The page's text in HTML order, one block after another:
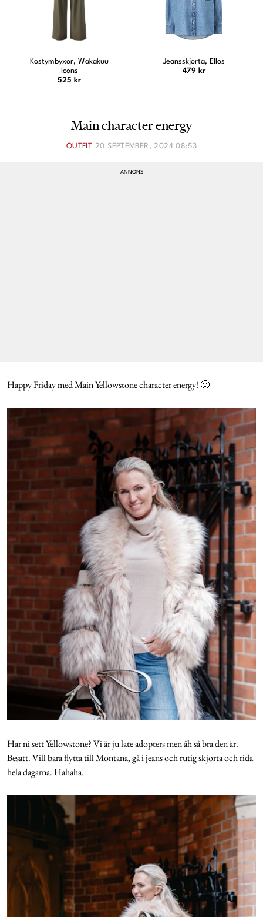
Kostymbyxor, Wakakuu
Icons
525 kr
Jeansskjorta, Ellos
479 kr
Main character energy
OUTFIT 20 SEPTEMBER, 2024 08:53
Happy Friday med Main Yellowstone character energy! 🙂
Har ni sett Yellowstone? Vi är ju late adopters men åh så bra den är.
Besatt. Vill bara flytta till Montana, gå i jeans och rutig skjorta och rida
hela dagarna. Hahaha.